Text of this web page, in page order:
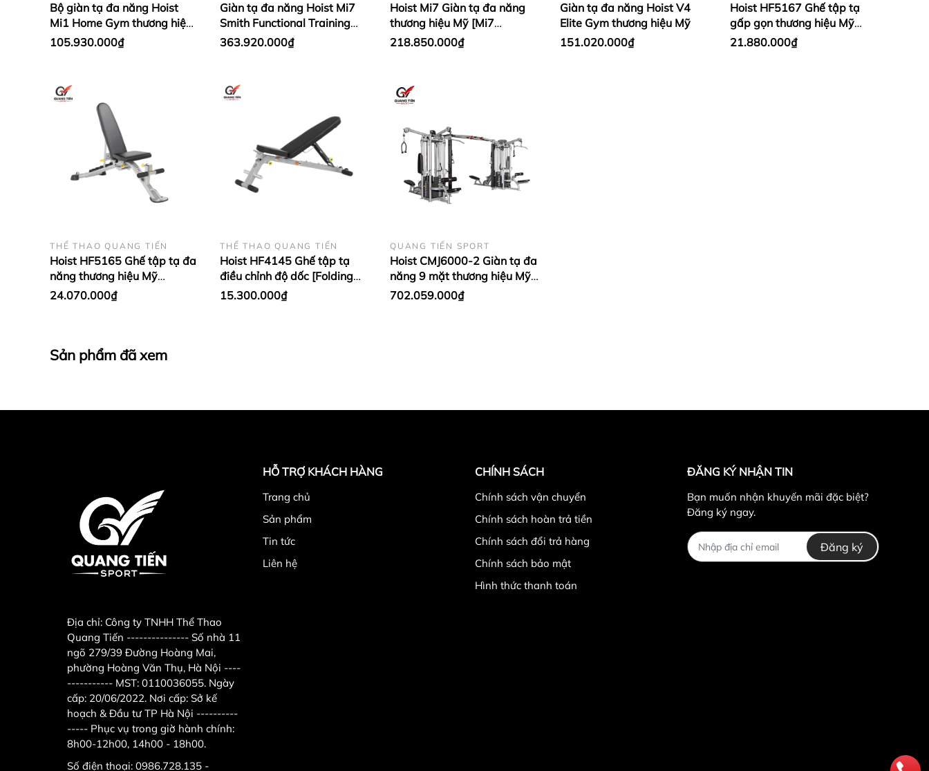
Bộ giàn tạ đa năng Hoist
Mi1 Home Gym thương hiệu
Mỹ
105.930.000₫
Giàn tạ đa năng Hoist Mi7
Smith Functional Training
thương hiệu Mỹ
363.920.000₫
Hoist Mi7 Giàn tạ đa năng
thương hiệu Mỹ [Mi7
Functional Training System]
218.850.000₫
Giàn tạ đa năng Hoist V4
Elite Gym thương hiệu Mỹ
151.020.000₫
Hoist HF5167 Ghế tập tạ
gấp gọn thương hiệu Mỹ
[Position Folding F.I.D.
21.880.000₫
THỂ THAO QUANG TIẾN
Hoist HF5165 Ghế tập tạ đa
năng thương hiệu Mỹ
[Position F.I.D. Bench]
24.070.000₫
THỂ THAO QUANG TIẾN
Hoist HF4145 Ghế tập tạ
điều chỉnh độ dốc [Folding
Multi Bench] thương hiệu Mỹ
15.300.000₫
QUANG TIẾN SPORT
Hoist CMJ6000-2 Giàn tạ đa
năng 9 mặt thương hiệu Mỹ
[9 Station – Dual Pod]
702.059.000₫
Sản phẩm đã xem
Địa chỉ: Công ty TNHH Thể Thao
Quang Tiến --------------- Số nhà 11
ngõ 279/39 Đường Hoàng Mai,
phường Hoàng Văn Thụ, Hà Nội ----
----------- MST: 0110036055. Ngày
cấp: 20/06/2022. Nơi cấp: Sở kế
hoạch & Đầu tư TP Hà Nội ----------
----- Phục vụ trong giờ hành chính:
8h00-12h00, 14h00 - 18h00.
Số điện thoại: 0986.728.135 -
HỖ TRỢ KHÁCH HÀNG
Trang chủ
Sản phẩm
Tin tức
Liên hệ
CHÍNH SÁCH
Chính sách vận chuyển
Chính sách hoàn trả tiền
Chính sách đổi trả hàng
Chính sách bảo mật
Hình thức thanh toán
ĐĂNG KÝ NHẬN TIN
Bạn muốn nhận khuyến mãi đặc biệt?
Đăng ký ngay.
Đăng ký